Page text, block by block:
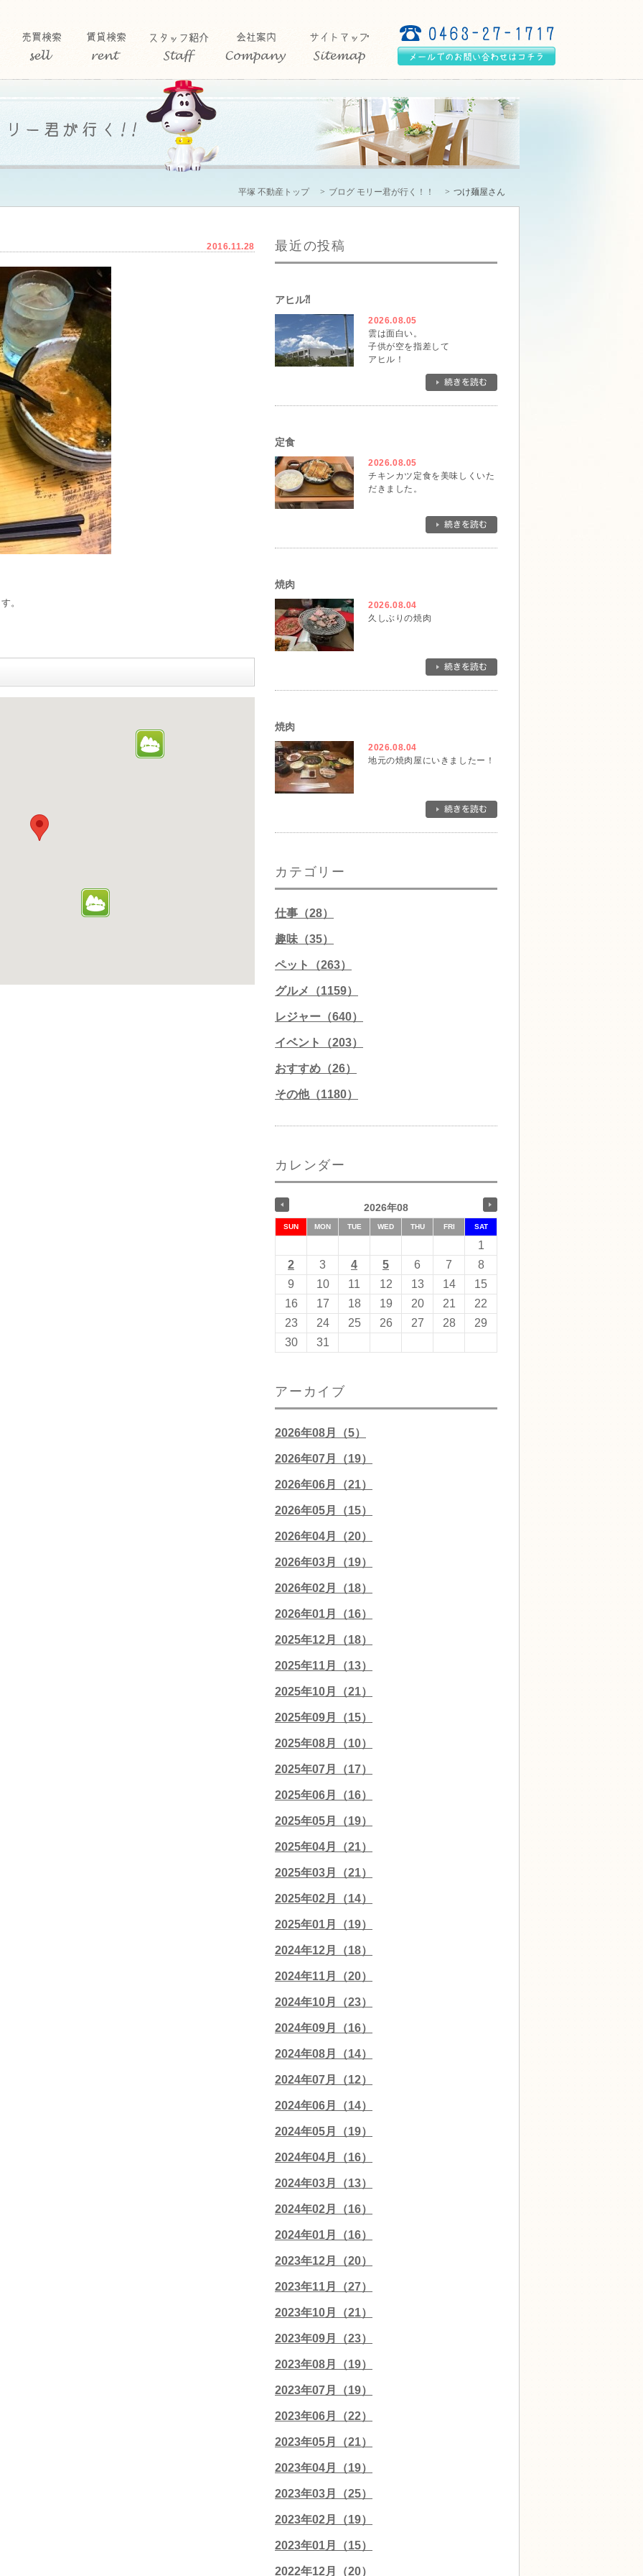
平塚 不動産トップ ブログ モリー君が行く！！ つけ麺屋さん
2016.11.28
。
最近の投稿
アヒル⁈
2026.08.05
雲は面白い。
子供が空を指差して
アヒル！
確かにそんな形です。
定食
2026.08.05
チキンカツ定食を美味しくいた
だきました。
焼肉
2026.08.04
久しぶりの焼肉
焼肉
2026.08.04
地元の焼肉屋にいきましたー！
カテゴリー
仕事（28）
趣味（35）
ペット（263）
グルメ（1159）
レジャー（640）
イベント（203）
おすすめ（26）
その他（1180）
カレンダー
2026年08
SUN MON TUE WED THU FRI SAT
1
2
3 4 5 6 7
8
9
10 11 12 13 14
15
16
17 18 19 20 21
22
23
24 25 26 27 28
29
30
31
アーカイブ
2026年08月（5）
2026年07月（19）
2026年06月（21）
2026年05月（15）
2026年04月（20）
2026年03月（19）
2026年02月（18）
2026年01月（16）
2025年12月（18）
2025年11月（13）
2025年10月（21）
2025年09月（15）
2025年08月（10）
2025年07月（17）
2025年06月（16）
2025年05月（19）
2025年04月（21）
2025年03月（21）
2025年02月（14）
2025年01月（19）
2024年12月（18）
2024年11月（20）
2024年10月（23）
2024年09月（16）
2024年08月（14）
2024年07月（12）
2024年06月（14）
2024年05月（19）
2024年04月（16）
2024年03月（13）
2024年02月（16）
2024年01月（16）
2023年12月（20）
2023年11月（27）
2023年10月（21）
2023年09月（23）
2023年08月（19）
2023年07月（19）
2023年06月（22）
2023年05月（21）
2023年04月（19）
2023年03月（25）
2023年02月（19）
2023年01月（15）
2022年12月（20）